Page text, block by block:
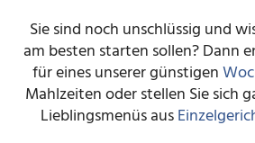
Sie sind noch unschlüssig und
am besten starten sollen? Dann
für eines unserer günstigen
Mahlzeiten oder stellen Sie sich
Lieblingsmenüs aus